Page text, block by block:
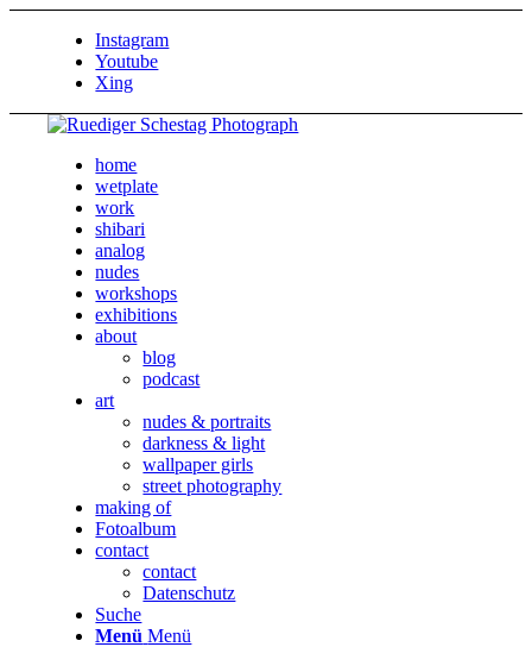
Instagram
Youtube
Xing
home
wetplate
work
shibari
analog
nudes
workshops
exhibitions
about
blog
podcast
art
nudes & portraits
darkness & light
wallpaper girls
street photography
making of
Fotoalbum
contact
contact
Datenschutz
Suche
Menü Menü